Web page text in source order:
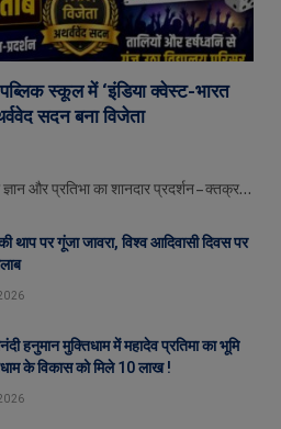
स्कूल में ‘इंडिया क्वेस्ट-भारत
सदन बना विजेता
ज्ञान और प्रतिभा का शानदार प्रदर्शन – क्तक्र…
थाप पर गूंजा जावरा, विश्व आदिवासी दिवस पर
हनुमान मुक्तिधाम में महादेव प्रतिमा का भूमि
के विकास को मिले 10 लाख !